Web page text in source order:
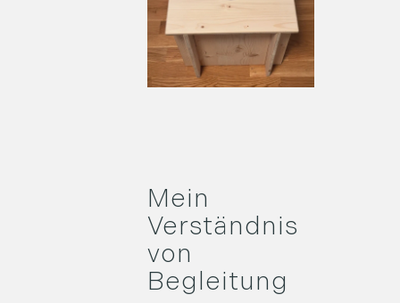
Mein
Verständnis
von
Begleitung